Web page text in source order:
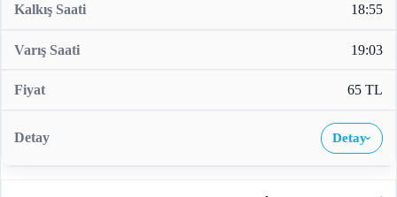
18:55
19:03
65 TL
Detay›